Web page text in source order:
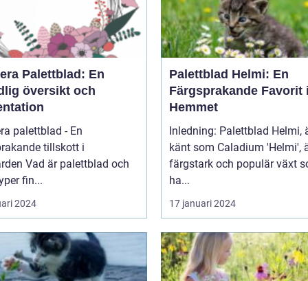
Palettblad: En
översikt och
palettblad - En
tillskott i
och
fin...
2024
Palettblad Helmi: En
Färgsprakande Favorit
Hemmet
Inledning: Palettblad Helmi,
känt som Caladium 'Helmi',
färgstark och populär växt
ha...
17 januari 2024